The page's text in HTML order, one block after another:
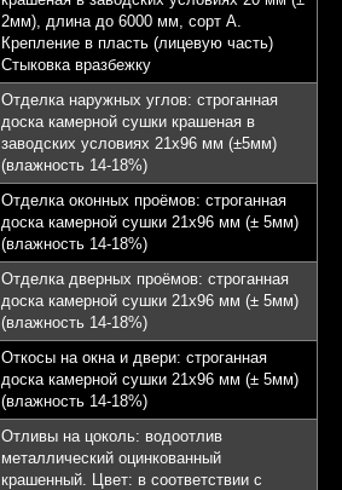
2мм), длина до 6000 мм, сорт А.
Крепление в пласть (лицевую часть)
Стыковка вразбежку
Отделка наружных углов: строганная
доска камерной сушки крашеная в
заводских условиях 21х96 мм (±5мм)
(влажность 14-18%)
Отделка оконных проёмов: строганная
доска камерной сушки 21х96 мм (± 5мм)
(влажность 14-18%)
Отделка дверных проёмов: строганная
доска камерной сушки 21х96 мм (± 5мм)
(влажность 14-18%)
Откосы на окна и двери: строганная
доска камерной сушки 21х96 мм (± 5мм)
(влажность 14-18%)
Отливы на цоколь: водоотлив
металлический оцинкованный
крашенный. Цвет: в соответствии с